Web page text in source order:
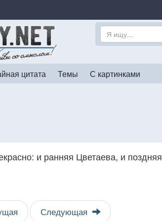
цитата Темы С картинками
и ранняя Цветаева, и поздняя
Следующая